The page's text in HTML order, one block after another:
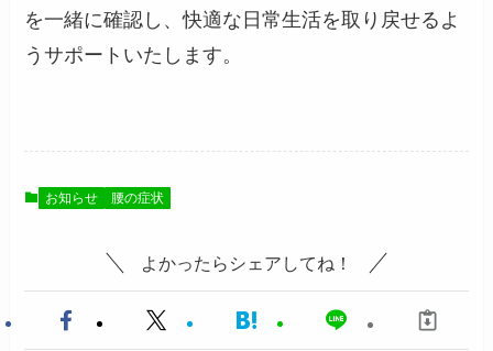
を一緒に確認し、快適な日常生活を取り戻せるよ
うサポートいたします。
お知らせ 腰の症状
よかったらシェアしてね！